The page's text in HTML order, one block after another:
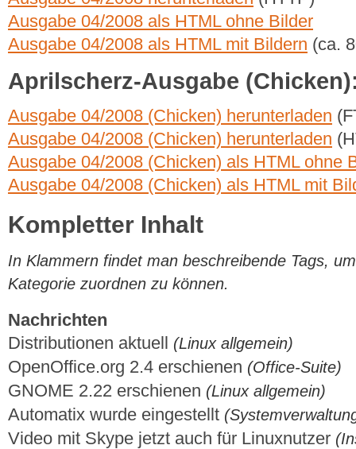
Ausgabe 04/2008 als HTML ohne Bilder
Ausgabe 04/2008 als HTML mit Bildern (ca.
Aprilscherz-Ausgabe
Ausgabe 04/2008 (Chicken) herunterladen
Ausgabe 04/2008 (Chicken) herunterladen
Ausgabe 04/2008 (Chicken) als HTML ohne
Ausgabe 04/2008 (Chicken) als HTML mit
Kompletter Inhalt
In Klammern findet man beschreibende Tags,
Kategorie zuordnen zu können.
Nachrichten
Distributionen aktuell (Linux allgemein)
OpenOffice.org 2.4 erschienen (Office-Suite)
GNOME 2.22 erschienen (Linux allgemein)
Automatix wurde eingestellt
Video mit Skype jetzt auch für Linuxnutzer